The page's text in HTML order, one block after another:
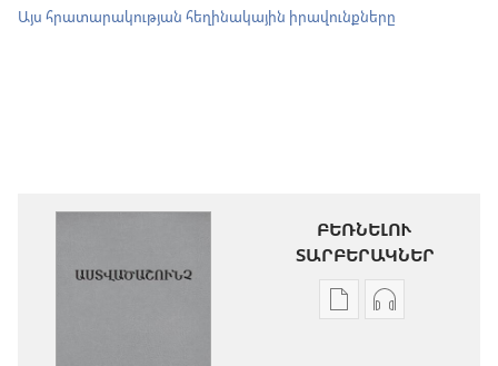
Այս հրատարակության հեղինակային իրավունքները
ԲԵՌՆԵԼՈՒ
ՏԱՐԲԵՐԱԿՆԵՐ
Թվային